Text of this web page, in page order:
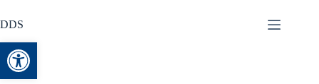
Abrir a barra de ferramentas
DDS